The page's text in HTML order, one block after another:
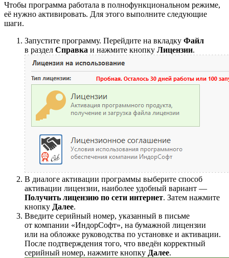
Чтобы программа работала в полнофункциональном режиме,
её нужно активировать. Для этого выполните следующие
шаги.
Запустите программу. Перейдите на вкладку Файл
в раздел Справка и нажмите кнопку Лицензии.
В диалоге активации программы выберите способ
активации лицензии, наиболее удобный вариант —
Получить лицензию по сети интернет. Затем нажмите
кнопку Далее.
Введите серийный номер, указанный в письме
от компании «ИндорСофт», на бумажной лицензии
или на обложке руководства по установке и активации.
После подтверждения того, что введён корректный
серийный номер, нажмите кнопку Далее.